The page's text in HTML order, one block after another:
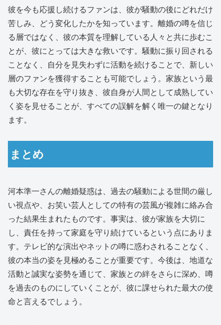
彼を今も応援し続けるファンは、彼が騒動の後にどれだけ
苦しみ、どう変化したかを知っています。離婚の噂を信じ
る層ではなく、彼の本質を理解している人々と共に歩むこ
とが、彼にとっては大きな救いです。騒動に振り回される
ことなく、自分を見失わずに活動を続けることで、新しい
層のファンを獲得することも可能でしょう。家族という最
も大切な存在を守り抜き、彼自身が人間として成熟してい
く姿を見せることが、すべての誤解を解く唯一の鍵となり
ます。
まとめ
河本準一さんの離婚疑惑は、過去の騒動による世間の厳し
い視点や、お笑い芸人としての特有の芸風が複雑に絡み合
った結果生まれたものです。事実は、彼が家族を大切に
し、責任を持って家庭を守り続けているという点にありま
す。テレビ的な演出やネットの噂に惑わされることなく、
彼の本当の姿を見極めることが重要です。今後は、地道な
活動と誠実な姿勢を通じて、家族との絆をさらに深め、噂
を過去のものにしていくことが、彼に課せられた最大の使
命と言えるでしょう。